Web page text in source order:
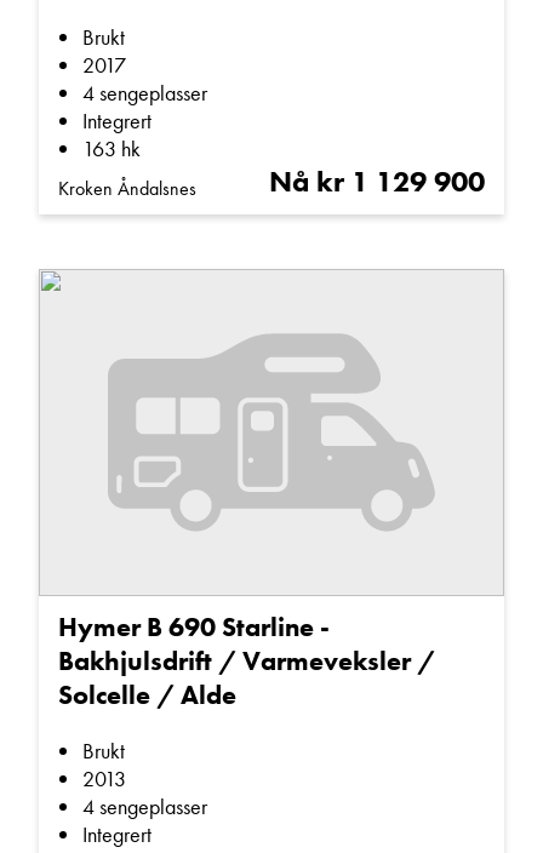
Brukt
2017
4 sengeplasser
Integrert
163 hk
Nå kr 1 129 900
Kroken Åndalsnes
Hymer B 690 Starline -
Bakhjulsdrift / Varmeveksler /
Solcelle / Alde
Brukt
2013
4 sengeplasser
Integrert